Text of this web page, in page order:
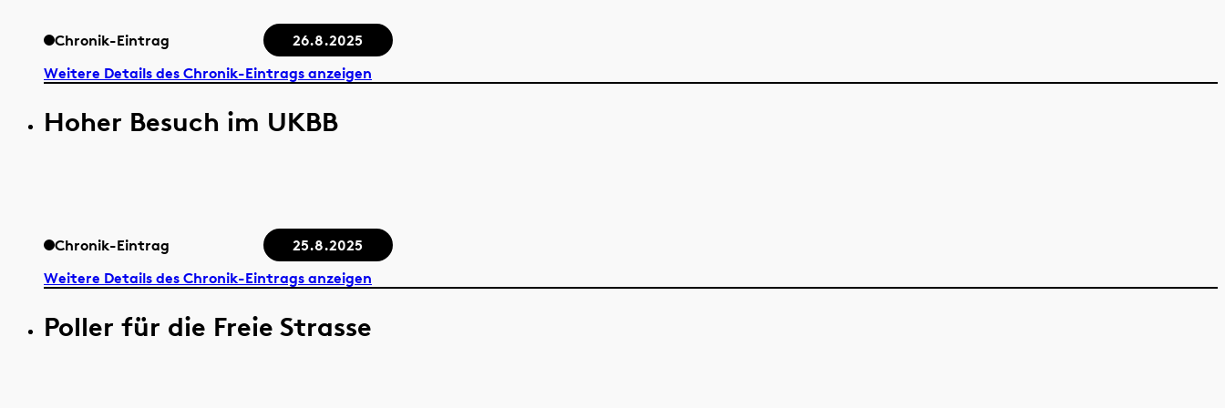
Chronik-Eintrag
26.8.2025
Weitere Details des Chronik-Eintrags anzeigen
Hoher Besuch im UKBB
Chronik-Eintrag
25.8.2025
Weitere Details des Chronik-Eintrags anzeigen
Poller für die Freie Strasse